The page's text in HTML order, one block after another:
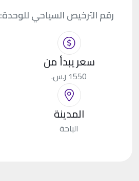
رقم الترخيص السياحي للوحدة:
سعر يبدأ من
1550 ر.س.
المدينة
الباحة